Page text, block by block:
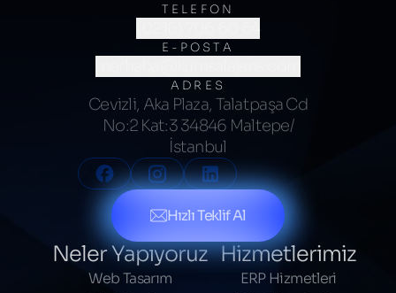
TELEFON
(0216) 706 60 64
E-POSTA
ADRES
Cevizli, Aka Plaza, Talatpaşa Cd
No:2 Kat:3 34846 Maltepe/
İstanbul
Hızlı Teklif Al
Neler Yapıyoruz
Web Tasarım
Hizmetlerimiz
ERP Hizmetleri